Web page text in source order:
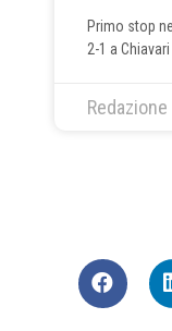
Primo stop
2-1 a Chiavari
Redazione